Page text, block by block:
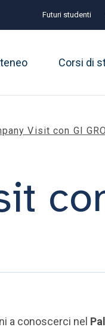
Futuri studenti
Corsi di
Visit con GI
a conoscerci nel